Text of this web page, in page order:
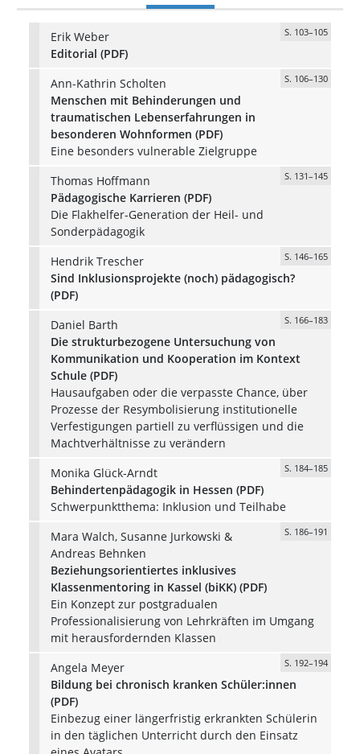
Erik Weber S. 103–105
Editorial (PDF)
Ann-Kathrin Scholten
S. 106–130
Menschen mit Behinderungen und
traumatischen Lebenserfahrungen in
besonderen Wohnformen (PDF)
Eine besonders vulnerable Zielgruppe
Thomas Hoffmann
S. 131–145
Pädagogische Karrieren (PDF)
Die Flakhelfer-Generation der Heil- und
Sonderpädagogik
Hendrik Trescher
S. 146–165
Sind Inklusionsprojekte (noch) pädagogisch?
(PDF)
Daniel Barth
S. 166–183
Die strukturbezogene Untersuchung von
Kommunikation und Kooperation im Kontext
Schule (PDF)
Hausaufgaben oder die verpasste Chance, über
Prozesse der Resymbolisierung institutionelle
Verfestigungen partiell zu verflüssigen und die
Machtverhältnisse zu verändern
Monika Glück-Arndt
S. 184–185
Behindertenpädagogik in Hessen (PDF)
Schwerpunktthema: Inklusion und Teilhabe
Mara Walch, Susanne Jurkowski &
Andreas Behnken
S. 186–191
Beziehungsorientiertes inklusives
Klassenmentoring in Kassel (biKK) (PDF)
Ein Konzept zur postgradualen
Professionalisierung von Lehrkräften im Umgang
mit herausfordernden Klassen
Angela Meyer
S. 192–194
Bildung bei chronisch kranken Schüler:innen
(PDF)
Einbezug einer längerfristig erkrankten Schülerin
in den täglichen Unterricht durch den Einsatz